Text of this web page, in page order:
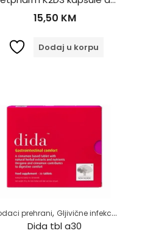
15,50 KM
Dodaj u korpu
, Zdrav kao drijen,Zdrav život
,Samoliječenje,Zdrav život,Želudac
prehrani, Gljivične infekcije
Dida tbl a30